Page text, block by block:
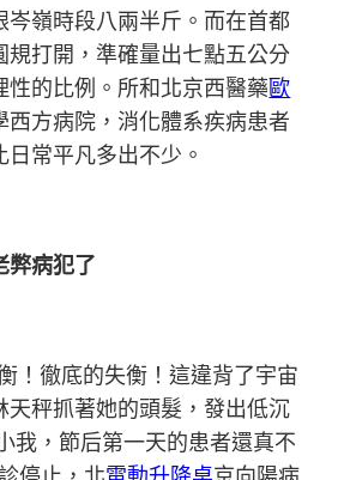
岑嶺時段八兩半斤。而在首都
規打開，準確量出七點五公分
性的比例。所和北京西醫藥歐
西方病院，消化體系疾病患者
常平凡多出不少。
弊病犯了
徹底的失衡！這違背了宇宙
天秤抓著她的頭髮，發出低沉
我，節后第一天的患者還真不